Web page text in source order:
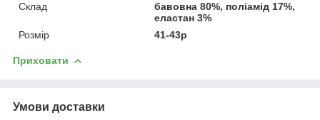
Склад
бавовна 80%, поліамід 17%,
еластан 3%
Розмір
41-43р
Приховати
Умови доставки